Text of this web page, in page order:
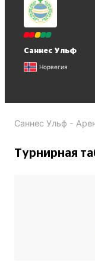
Саннес Ульф
Норвегия
Саннес Ульф -
Турнирная